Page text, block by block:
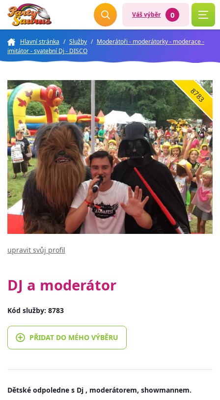
Váš výběr 0
Hlavní stránka / Služby / Moderátoři - moderátorky - moderace -
imitátor - svatební Dj - DISCO
8783
upravit svůj profil
DJ a moderátor
Kód služby: 8783
PŘIDAT DO MÉHO VÝBĚRU
Dětské odpoledne s Dj , moderátorem, showmannem.